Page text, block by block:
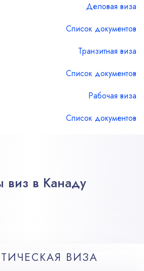
Деловая виза
Список документов
Транзитная виза
Список документов
Рабочая виза
Список документов
виз в Канаду
ВИЗА